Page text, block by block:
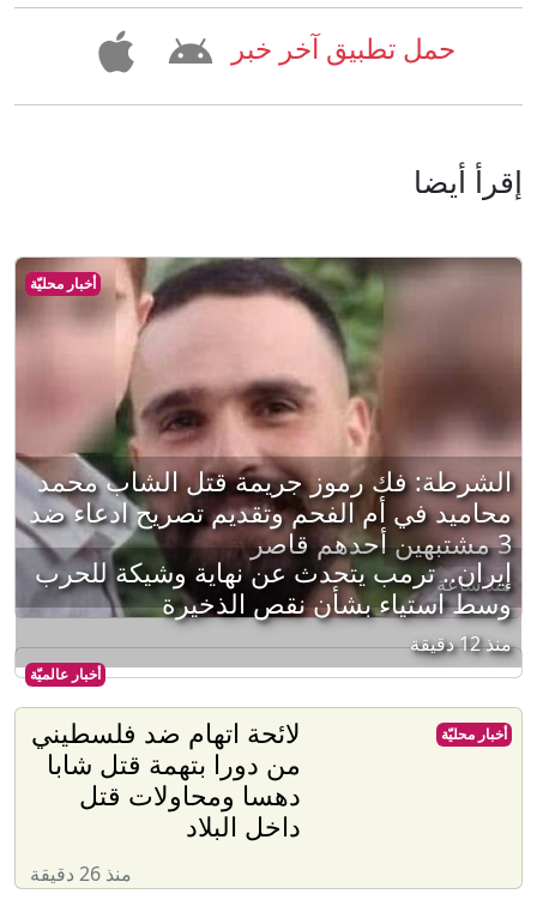
حمل تطبيق آخر خبر
إقرأ أيضا
أخبار محليّة
الشرطة: فك رموز جريمة قتل الشاب محمد
محاميد في أم الفحم وتقديم تصريح ادعاء ضد
3 مشتبهين أحدهم قاصر
منذ ساعة
أخبار عالميّة
إيران.. ترمب يتحدث عن نهاية وشيكة للحرب
وسط استياء بشأن نقص الذخيرة
منذ 12 دقيقة
لائحة اتهام ضد فلسطيني
من دورا بتهمة قتل شابا
دهسا ومحاولات قتل
داخل البلاد
منذ 26 دقيقة
أخبار محليّة